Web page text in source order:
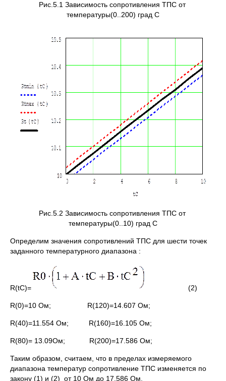
Рис.5.1 Зависимость сопротивления ТПС от
температуры(0..200) град С
Рис.5.2 Зависимость сопротивления ТПС от
температуры(0..10) град С
Определим значения сопротивлений ТПС для шести точек
заданного температурного диапазона :
R(tC)= (2)
R(0)=10 Ом; R(120)=14.607 Ом;
R(40)=11.554 Ом; R(160)=16.105 Ом;
R(80)= 13.09Ом; R(200)=17.586 Ом;
Таким образом, считаем, что в пределах измеряемого
диапазона температур сопротивление ТПС изменяется по
закону (1) и (2) от 10 Ом до 17.586 Ом.